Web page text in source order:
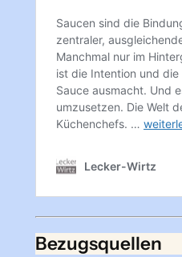
Bezugsquellen